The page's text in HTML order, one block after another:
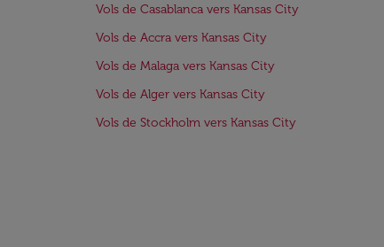
Vols de Casablanca vers Kansas City
Vols de Accra vers Kansas City
Vols de Malaga vers Kansas City
Vols de Alger vers Kansas City
Vols de Stockholm vers Kansas City